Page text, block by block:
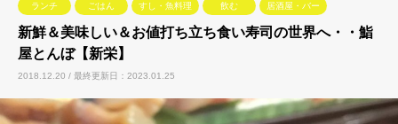
ランチ ごはん すし・魚料理 飲む 居酒屋・バー
新鮮＆美味しい＆お値打ち立ち食い寿司の世界へ・・鮨
屋とんぼ【新栄】
2018.12.20 / 最終更新日：2023.01.25